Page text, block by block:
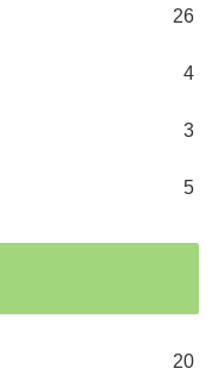
26
4
3
5
20